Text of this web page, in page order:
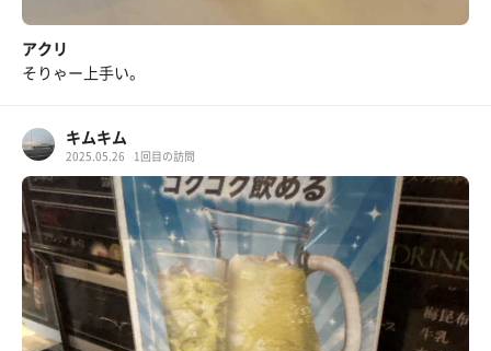
アクリ
そりゃー上手い。
キムキム
2025.05.26 1回目の訪問